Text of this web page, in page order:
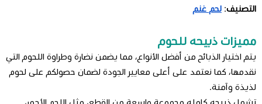
التصنيف: لحم غنم
مميزات ذبيحه للحوم
يتم اختيار الذبائح من أفضل الأنواع، مما يضمن نضارة وطراوة اللحوم التي
نقدمها، كما نعتمد على أعلى معايير الجودة لضمان حصولكم على لحوم
لذيذة وآمنة.
تشمل ذبيحه كامله مجموعة واسعة من القطع، مثل اللحم الأحمر،